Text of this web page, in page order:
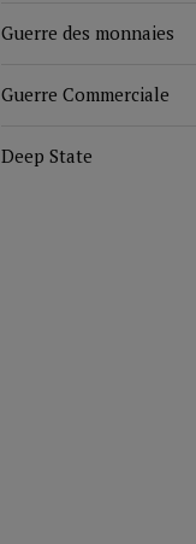
Guerre des monnaies
Guerre Commerciale
Deep State